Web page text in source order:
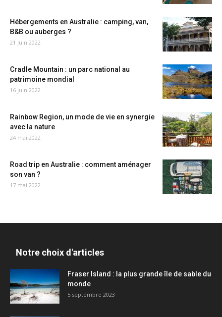
Hébergements en Australie : camping, van,
B&B ou auberges ?
21 juin 2022
Cradle Mountain : un parc national au
patrimoine mondial
16 juin 2022
Rainbow Region, un mode de vie en synergie
avec la nature
24 mai 2022
Road trip en Australie : comment aménager
son van ?
17 mai 2022
Notre choix d'articles
Fraser Island : la plus grande île de sable du
monde
5 septembre 2023